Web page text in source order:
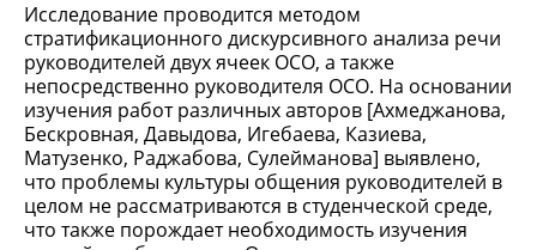
Исследование проводится методом
стратификационного дискурсивного анализа речи
руководителей двух ячеек ОСО, а также
непосредственно руководителя ОСО. На основании
изучения работ различных авторов [Ахмеджанова,
Бескровная, Давыдова, Игебаева, Казиева,
Матузенко, Раджабова, Сулейманова] выявлено,
что проблемы культуры общения руководителей в
целом не рассматриваются в студенческой среде,
что также порождает необходимость изучения